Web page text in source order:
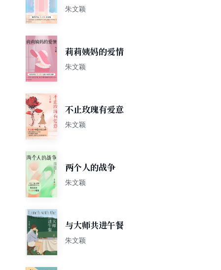
朱文颖
莉莉姨妈的爱情
朱文颖
不止玫瑰有爱意
朱文颖
两个人的战争
朱文颖
与大师共进午餐
朱文颖